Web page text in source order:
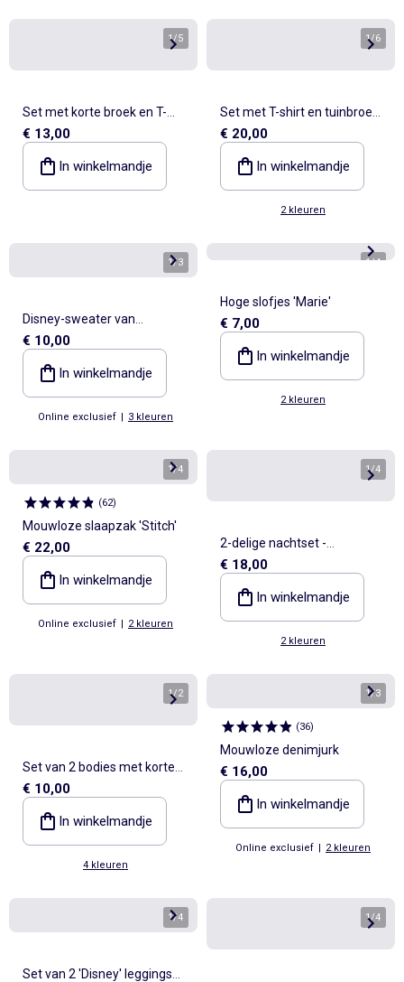
1/5
Set met korte broek en T-
shirt 'Paw Patrol' - 2-delig
€ 13,00
In winkelmandje
1/6
Set met T-shirt en tuinbroek
'Mickey' 'Disney' - 2-delig
€ 20,00
In winkelmandje
2 kleuren
1/3
Disney-sweater van
ongeruwde molton
€ 10,00
In winkelmandje
Online exclusief | 3 kleuren
1/4
Hoge slofjes 'Marie'
€ 7,00
In winkelmandje
2 kleuren
1/4
(62)
Mouwloze slaapzak 'Stitch'
€ 22,00
In winkelmandje
Online exclusief | 2 kleuren
1/4
2-delige nachtset -
Mouwloze slaapoverall +
body
€ 18,00
In winkelmandje
2 kleuren
1/2
Set van 2 bodies met korte
mouwen 'Disney' 'Simba'
€ 10,00
In winkelmandje
4 kleuren
1/3
(36)
Mouwloze denimjurk
€ 16,00
In winkelmandje
Online exclusief | 2 kleuren
1/4
Set van 2 'Disney' leggings
1/4